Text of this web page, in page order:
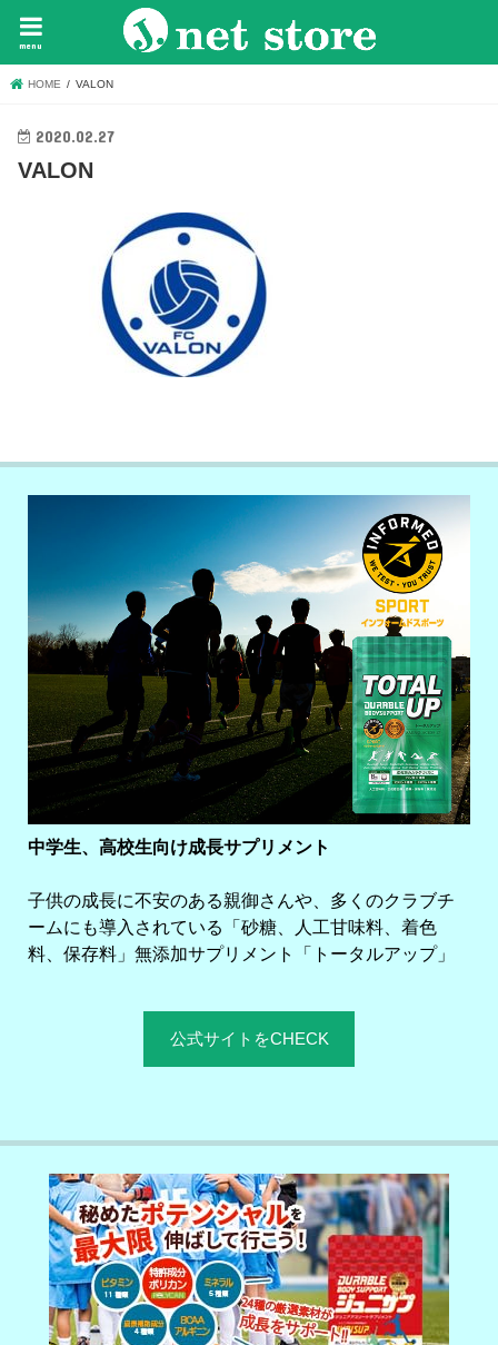
menu
HOME VALON
2020.02.27
VALON
中学生、高校生向け成長サプリメント
子供の成長に不安のある親御さんや、多くのクラブチ
ームにも導入されている「砂糖、人工甘味料、着色
料、保存料」無添加サプリメント「トータルアップ」
公式サイトをCHECK